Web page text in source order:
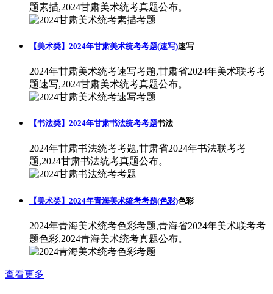
题素描,2024甘肃美术统考真题公布。
【美术类】2024年甘肃美术统考考题(速写)速写
2024年甘肃美术统考速写考题,甘肃省2024年美术联考考
题速写,2024甘肃美术统考真题公布。
【书法类】2024年甘肃书法统考考题书法
2024年甘肃书法统考考题,甘肃省2024年书法联考考
题,2024甘肃书法统考真题公布。
【美术类】2024年青海美术统考考题(色彩)色彩
2024年青海美术统考色彩考题,青海省2024年美术联考考
题色彩,2024青海美术统考真题公布。
查看更多